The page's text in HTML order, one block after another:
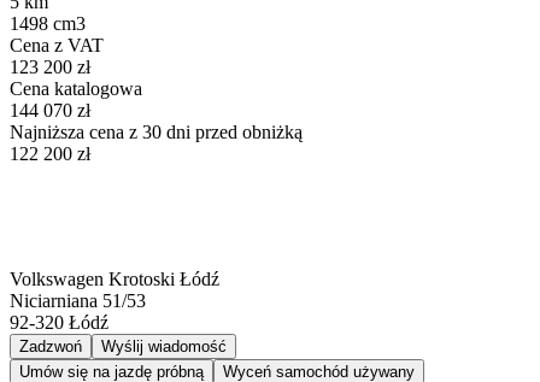
1498 cm3
Cena z VAT
123 200 zł
Cena katalogowa
144 070 zł
Najniższa cena z 30 dni przed obniżką
122 200 zł
Volkswagen Krotoski Łódź
Niciarniana 51/53
92-320 Łódź
Zadzwoń
Wyślij wiadomość
Umów się na jazdę próbną
Wyceń samochód używany